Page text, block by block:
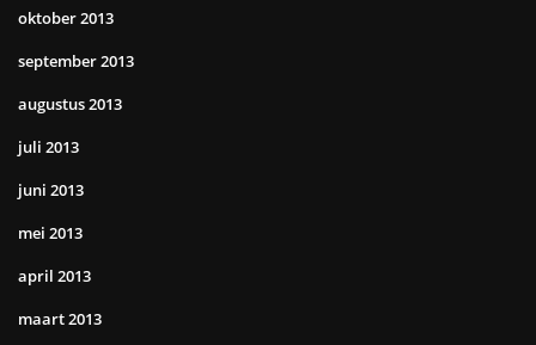
oktober 2013
september 2013
augustus 2013
juli 2013
juni 2013
mei 2013
april 2013
maart 2013